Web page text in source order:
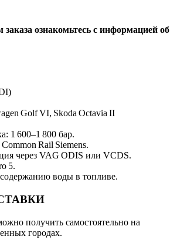
ознакомьтесь с информацией об
Golf VI, Skoda Octavia II
1 600–1 800 бар.
Rail Siemens.
через VAG ODIS или VCDS.
5.
воды в топливе.
получить самостоятельно на
городах.